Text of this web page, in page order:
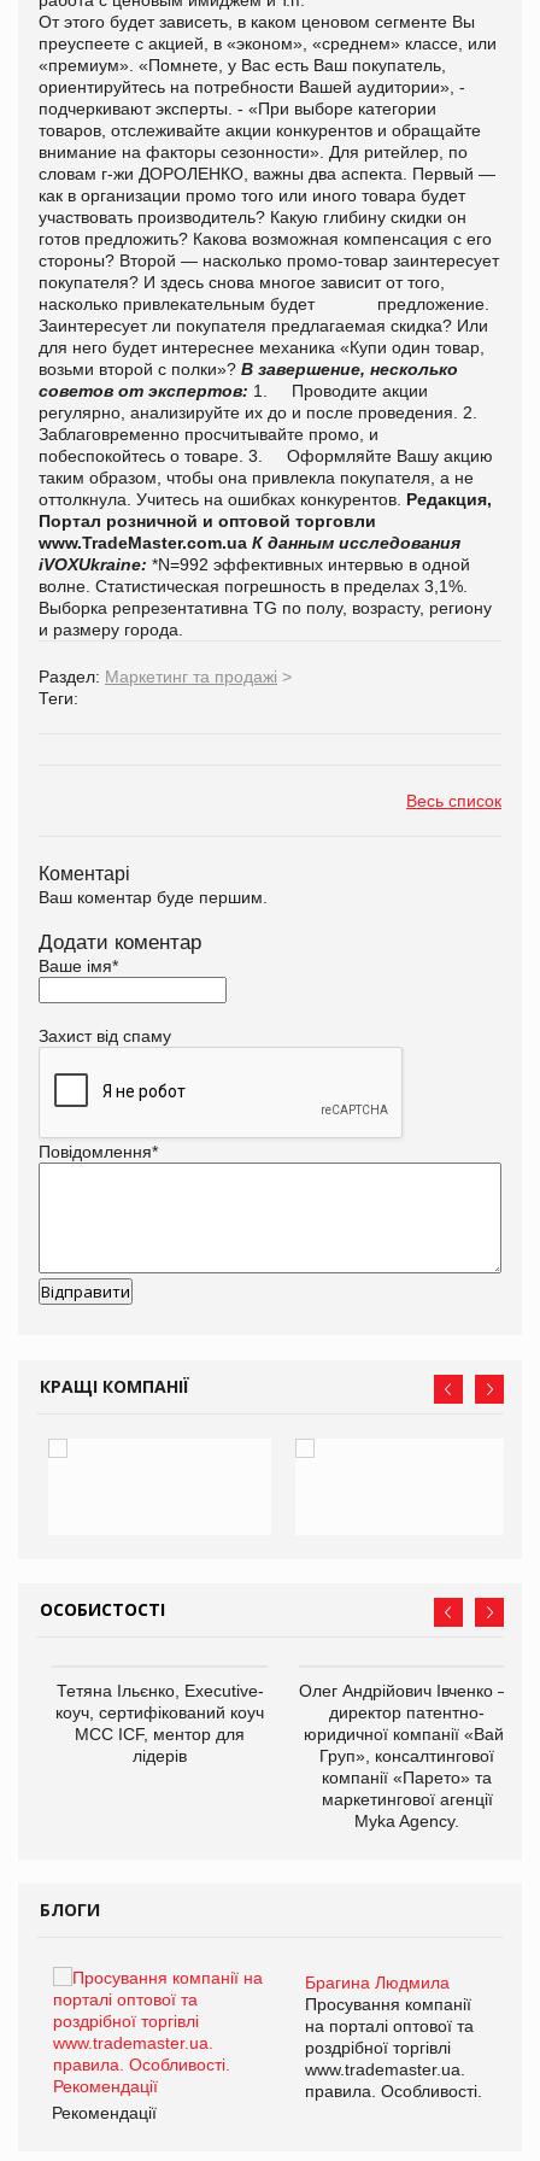
От этого будет зависеть, в каком ценовом сегменте Вы
преуспеете с акцией, в «эконом», «среднем» классе, или
«премиум». «Помнете, у Вас есть Ваш покупатель,
ориентируйтесь на потребности Вашей аудитории», -
подчеркивают эксперты. - «При выборе категории
товаров, отслеживайте акции конкурентов и обращайте
внимание на факторы сезонности». Для ритейлер, по
словам г-жи ДОРОЛЕНКО, важны два аспекта. Первый —
как в организации промо того или иного товара будет
участвовать производитель? Какую глибину скидки он
готов предложить? Какова возможная компенсация с его
стороны? Второй — насколько промо-товар заинтересует
покупателя? И здесь снова многое зависит от того,
насколько привлекательным будет предложение.
Заинтересует ли покупателя предлагаемая скидка? Или
для него будет интереснее механика «Купи один товар,
возьми второй с полки»? В завершение, несколько
советов от экспертов: 1. Проводите акции
регулярно, анализируйте их до и после проведения.
2.
Заблаговременно просчитывайте промо, и
побеспокойтесь о товаре. 3. Оформляйте Вашу акцию
таким образом, чтобы она привлекла покупателя, а не
оттолкнула. Учитесь на ошибках конкурентов. Редакция,
Портал розничной и оптовой торговли
www.TradeMaster.com.ua К данным исследования
iVOXUkraine: *N=992 эффективных интервью в одной
волне. Статистическая погрешность в пределах 3,1%.
Выборка репрезентативна TG по полу, возрасту, региону
и размеру города.
Раздел: Маркетинг та продажі >
Теги:
Весь список
Коментарі
Ваш коментар буде першим.
Додати коментар
Ваше імя*
Захист від спаму
Повідомлення*
КРАЩІ КОМПАНІЇ
ОСОБИСТОСТІ
Тетяна Ільєнко, Executive-
коуч, сертифікований коуч
МСС ICF, ментор для
лідерів
Олег Андрійович Івченко —
директор патентно-
юридичної компанії «Вайз
Груп», консалтингової
компанії «Парето» та
маркетингової агенції
Myka Agency.
БЛОГИ
Брагина Людмила
Просування компанії
на порталі оптової та
роздрібної торгівлі
www.trademaster.ua.
правила. Особливості.
Рекомендації